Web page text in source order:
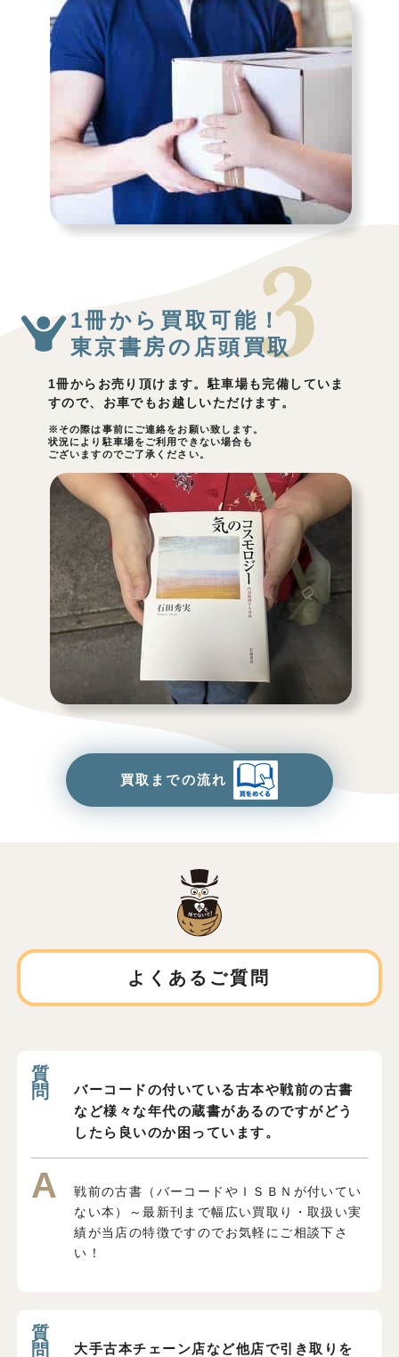
1冊から買取可能！
東京書房の店頭買取
1冊からお売り頂けます。駐車場も完備していま
すので、お車でもお越しいただけます。
※その際は事前にご連絡をお願い致します。
状況により駐車場をご利用できない場合も
ございますのでご了承ください。
買取までの流れ
よくあるご質問
バーコードの付いている古本や戦前の古書
など様々な年代の蔵書があるのですがどう
したら良いのか困っています。
戦前の古書（バーコードやＩＳＢＮが付いてい
ない本）～最新刊まで幅広い買取り・取扱い実
績が当店の特徴ですのでお気軽にご相談下さ
い！
大手古本チェーン店など他店で引き取りを